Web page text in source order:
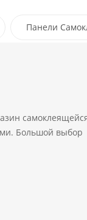
Панели
Большой выбор